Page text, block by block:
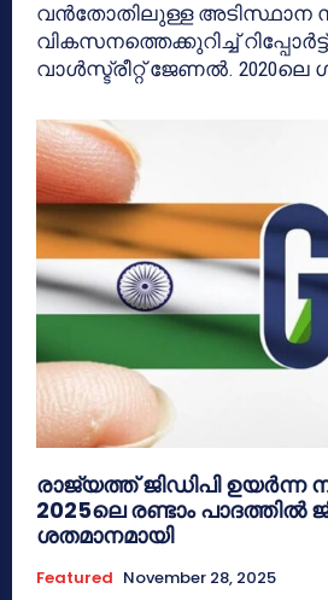
വൻതോതിലുള്ള അടിസ്ഥാന
വികസനത്തെക്കുറിച്ച്
വാൾസ്ട്രീറ്റ് ജേണൽ. 2020ലെ
രാജ്യത്ത് ജിഡിപി ഉയര്‍ന്ന
2025ലെ രണ്ടാം പാദത്തില്‍
ശതമാനമായി
Featured November 28, 2025